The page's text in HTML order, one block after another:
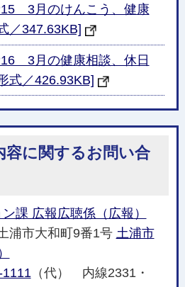
3月のけんこう、健康
／347.63KB]
3月の健康相談、休日
式／426.93KB]
容に関するお問い合
課 広報広聴係（広報）
浦市大和町9番1号 土浦市
（代） 内線2331・